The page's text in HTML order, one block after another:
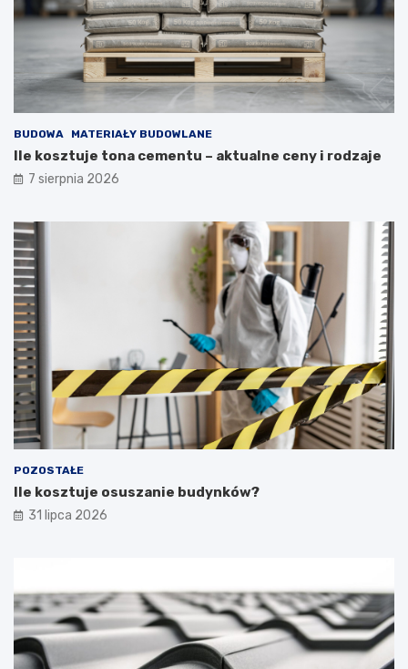
BUDOWA MATERIAŁY BUDOWLANE
Ile kosztuje tona cementu – aktualne ceny i rodzaje
7 sierpnia 2026
POZOSTAŁE
Ile kosztuje osuszanie budynków?
31 lipca 2026